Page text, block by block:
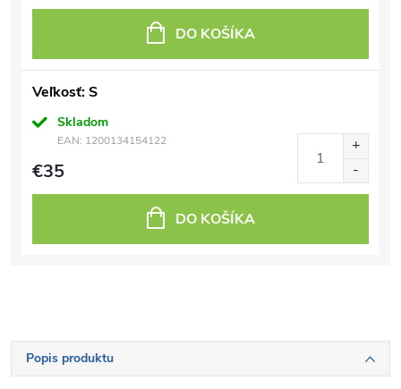
DO KOŠÍKA
Veľkosť: S
Skladom
EAN: 1200134154122
€35
DO KOŠÍKA
Popis produktu